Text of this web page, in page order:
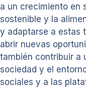
a un crecimiento en
sostenible y la
y adaptarse a estas
abrir nuevas
también contribuir a
sociedad y el
sociales y a las